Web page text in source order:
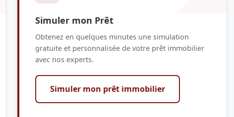
Simuler mon Prêt
Obtenez en quelques minutes une simulation
gratuite et personnalisée de votre prêt immobilier
avec nos experts.
Simuler mon prêt immobilier